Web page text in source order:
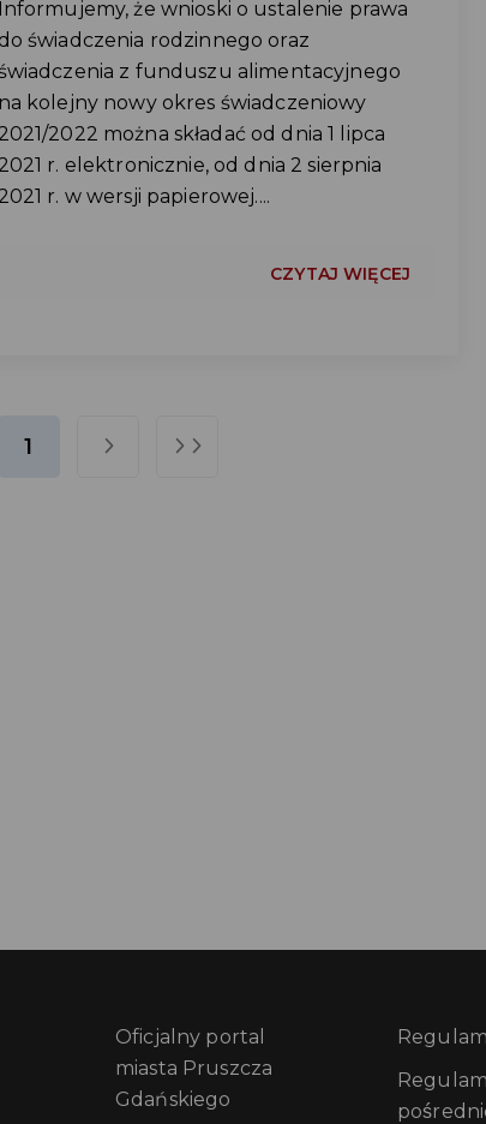
że wnioski o ustalenie prawa
świadczenia rodzinnego oraz
z funduszu alimentacyjnego
kolejny nowy okres świadczeniowy
2022 można składać od dnia 1 lipca
r. elektronicznie, od dnia 2 sierpnia
r. w wersji papierowej....
CZYTAJ WIĘCEJ
1
Oficjalny portal
miasta Pruszcza
Gdańskiego